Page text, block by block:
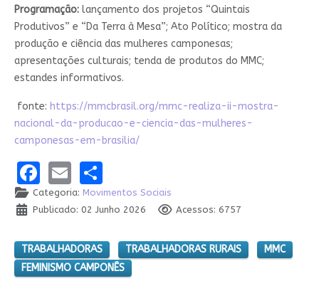
Programação:lançamento dos projetos “Quintais
Produtivos” e “Da Terra à Mesa”; Ato Político; mostra da
produção e ciência das mulheres camponesas;
apresentações culturais; tenda de produtos do MMC;
estandes informativos.
fonte: https://mmcbrasil.org/mmc-realiza-ii-mostra-
nacional-da-producao-e-ciencia-das-mulheres-
camponesas-em-brasilia/
Facebook
EmailShare
Categoria: Movimentos Sociais
Publicado: 02 Junho 2026
Acessos: 6757
TRABALHADORAS TRABALHADORAS RURAIS
MMC
FEMINISMO CAMPONÊS